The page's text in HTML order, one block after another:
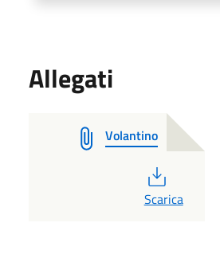
Allegati
Volantino
PDF
Scarica